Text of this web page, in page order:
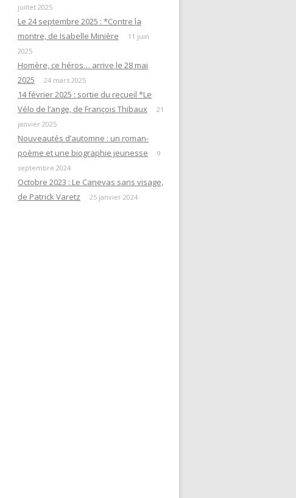
juillet 2025
Le 24 septembre 2025 : *Contre la
montre, de Isabelle Minière
11 juin
2025
Homère, ce héros… arrive le 28 mai
2025
24 mars 2025
14 février 2025 : sortie du recueil *Le
Vélo de l’ange, de François Thibaux
21
janvier 2025
Nouveautés d’automne : un roman-
poème et une biographie jeunesse
9
septembre 2024
Octobre 2023 : Le Canevas sans visage,
de Patrick Varetz
25 janvier 2024